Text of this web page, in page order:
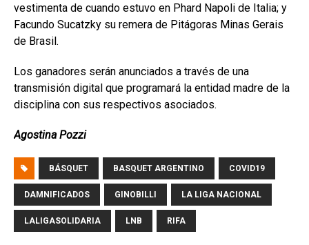
vestimenta de cuando estuvo en Phard Napoli de Italia; y
Facundo Sucatzky su remera de Pitágoras Minas Gerais
de Brasil.
Los ganadores serán anunciados a través de una
transmisión digital que programará la entidad madre de la
disciplina con sus respectivos asociados.
Agostina Pozzi
BÁSQUET BASQUET ARGENTINO COVID19
DAMNIFICADOS GINOBILLI LA LIGA NACIONAL
LALIGASOLIDARIA LNB RIFA